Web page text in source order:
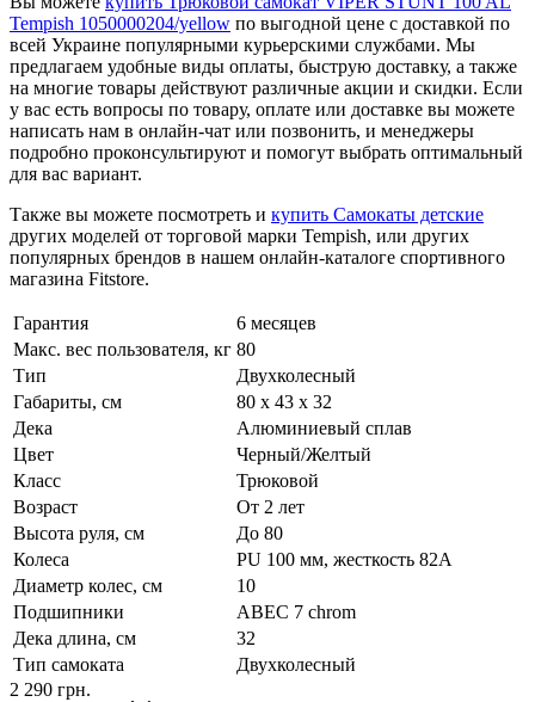
Tempish 1050000204/yellow по выгодной цене с доставкой по
всей Украине популярными курьерскими службами. Мы
предлагаем удобные виды оплаты, быструю доставку, а также
на многие товары действуют различные акции и скидки. Если
у вас есть вопросы по товару, оплате или доставке вы можете
написать нам в онлайн-чат или позвонить, и менеджеры
подробно проконсультируют и помогут выбрать оптимальный
для вас вариант.
Также вы можете посмотреть и купить Самокаты детские
других моделей от торговой марки Tempish, или других
популярных брендов в нашем онлайн-каталоге спортивного
магазина Fitstore.
Гарантия
6 месяцев
Макс. вес пользователя, кг 80
Тип
Двухколесный
Габариты, см
80 x 43 x 32
Дека
Алюминиевый сплав
Цвет
Черный/Желтый
Класс
Трюковой
Возраст
От 2 лет
Высота руля, см
До 80
Колеса
PU 100 мм, жесткость 82А
Диаметр колес, см
10
Подшипники
ABEC 7 chrom
Дека длина, см
32
Тип самоката
Двухколесный
2 290 грн.